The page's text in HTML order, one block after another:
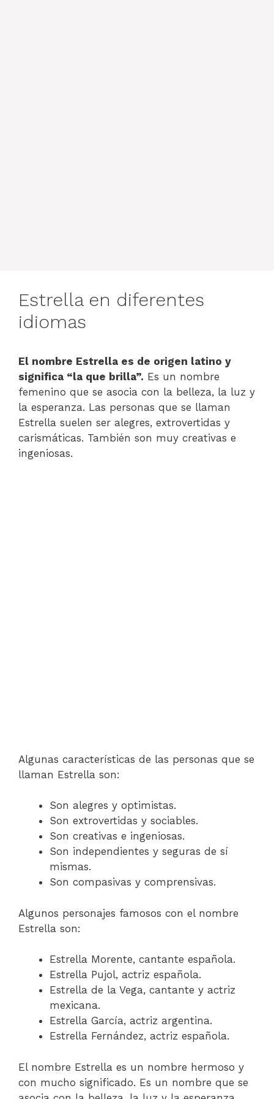
Estrella en diferentes
idiomas
El nombre Estrella es de origen latino y
significa “la que brilla”. Es un nombre
femenino que se asocia con la belleza, la luz y
la esperanza. Las personas que se llaman
Estrella suelen ser alegres, extrovertidas y
carismáticas. También son muy creativas e
ingeniosas.
Algunas características de las personas que se
llaman Estrella son:
Son alegres y optimistas.
Son extrovertidas y sociables.
Son creativas e ingeniosas.
Son independientes y seguras de sí
mismas.
Son compasivas y comprensivas.
Algunos personajes famosos con el nombre
Estrella son:
Estrella Morente, cantante española.
Estrella Pujol, actriz española.
Estrella de la Vega, cantante y actriz
mexicana.
Estrella García, actriz argentina.
Estrella Fernández, actriz española.
El nombre Estrella es un nombre hermoso y
con mucho significado. Es un nombre que se